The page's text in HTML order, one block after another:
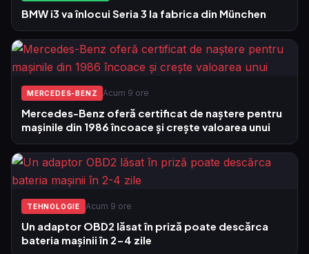
BMW i3 va înlocui Seria 3 la fabrica din München
MERCEDES-BENZ Acum 9 ore
Mercedes-Benz oferă certificat de naștere pentru
mașinile din 1986 încoace și crește valoarea unui
TEHNOLOGIE Acum 9 ore
Un adaptor OBD2 lăsat în priză poate descărca
bateria mașinii în 2-4 zile